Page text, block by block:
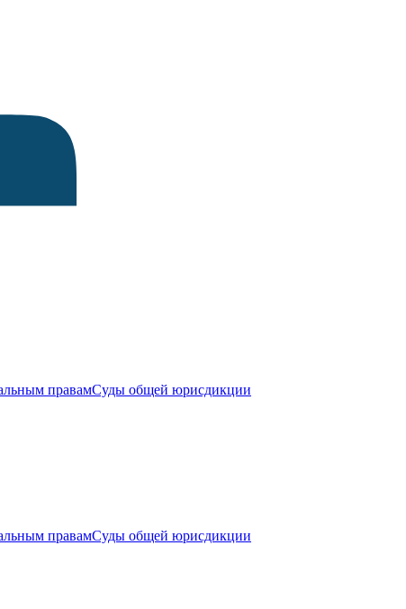
правамСуды общей юрисдикции
правамСуды общей юрисдикции